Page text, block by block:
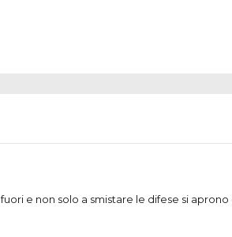
e non solo a smistare le difese si